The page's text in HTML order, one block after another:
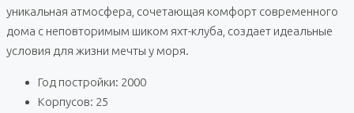
уникальная атмосфера, сочетающая комфорт современного
дома с неповторимым шиком яхт-клуба, создает идеальные
условия для жизни мечты у моря.
Год постройки: 2000
Корпусов: 25